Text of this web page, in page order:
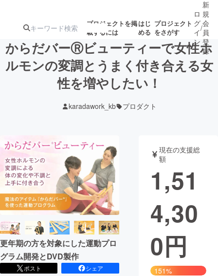
プロジェクトを掲
載するには
はじ
める
プロジェクト
をさがす
注目のリ 注目の新着プロ
ジェクト
募集終了が近いプ
テクノロジー・ガジェット
映像・映画 書籍・雑誌
ビジネス・起業 チャレンジ
まちづくり・地域活性化
CAMPFIRE for Social Good
CAMPFIRE Creation
ロ
グ
イ
ン
/
新
規
会
員
登
録
からだバーⓇビューティーで女性ホ
ルモンの変調とうまく付き合える女
性を増やしたい！
karadawork_kb プロダクト
更年期の方を対象にした運動プロ
グラム開発とDVD製作
ポスト
シェア
現在の支援総
額
1,51
4,30
0円
151%